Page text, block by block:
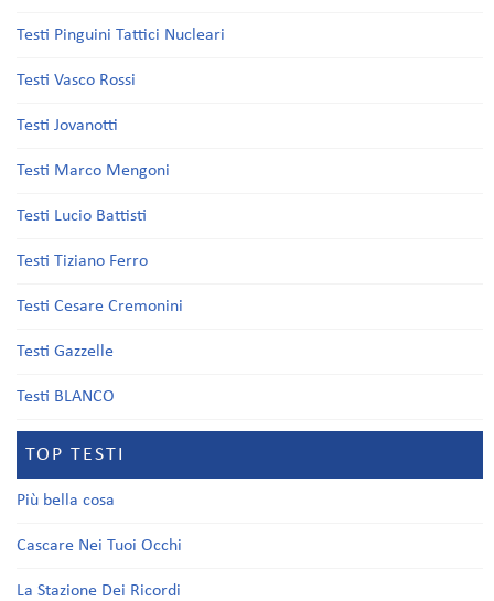
Testi Pinguini Tattici Nucleari
Testi Vasco Rossi
Testi Jovanotti
Testi Marco Mengoni
Testi Lucio Battisti
Testi Tiziano Ferro
Testi Cesare Cremonini
Testi Gazzelle
Testi BLANCO
TOP TESTI
Più bella cosa
Cascare Nei Tuoi Occhi
La Stazione Dei Ricordi